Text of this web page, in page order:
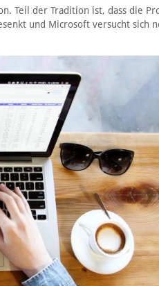
Teil der Tradition ist, dass die
und Microsoft versucht sich